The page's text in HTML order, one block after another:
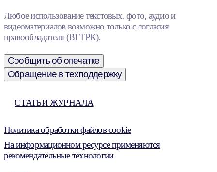
Любое использование текстовых, фото, аудио и
видеоматериалов возможно только с согласия
правообладателя (ВГТРК).
Сообщить об опечатке
Обращение в техподдержку
СТАТЬИ ЖУРНАЛА
Политика обработки файлов cookie
На информационном ресурсе применяются
рекомендательные технологии